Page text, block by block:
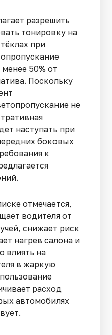
разрешить
тонировку на
при
50% от
Поскольку
не
наступать при
боковых
к
отмечается,
водителя от
снижает риск
нагрев салона и
влиять на
в жаркую
расход
автомобилях